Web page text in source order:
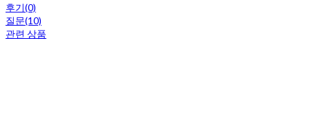
후기(0)
질문(10)
관련 상품